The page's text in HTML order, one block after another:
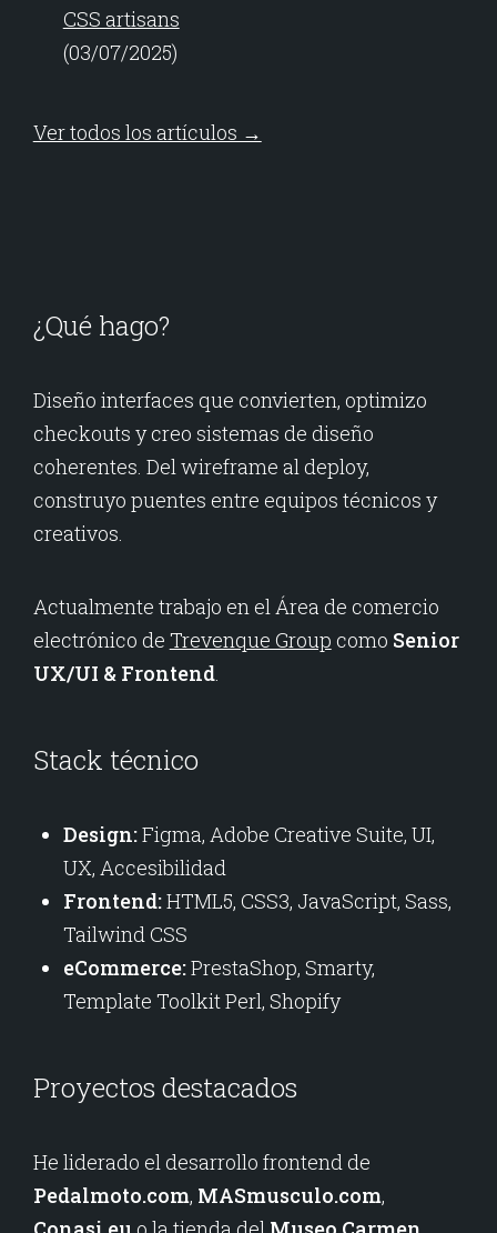
CSS artisans
(03/07/2025)
Ver todos los artículos →
¿Qué hago?
Diseño interfaces que convierten, optimizo
checkouts y creo sistemas de diseño
coherentes. Del wireframe al deploy,
construyo puentes entre equipos técnicos y
creativos.
Actualmente trabajo en el Área de comercio
electrónico de Trevenque Group como Senior
UX/UI & Frontend.
Stack técnico
Design:Figma, Adobe Creative Suite, UI,
UX, Accesibilidad
Frontend:HTML5, CSS3, JavaScript, Sass,
Tailwind CSS
eCommerce:PrestaShop, Smarty,
Template Toolkit Perl, Shopify
Proyectos destacados
He liderado el desarrollo frontend de
Pedalmoto.com, MASmusculo.com,